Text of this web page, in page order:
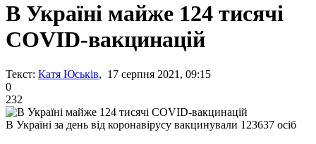
В Україні майже 124 тисячі
COVID-вакцинацій
Текст: Катя Юськів, 17 серпня 2021, 09:15
0
232
В Україні за день від коронавірусу вакцинували 123637 осіб